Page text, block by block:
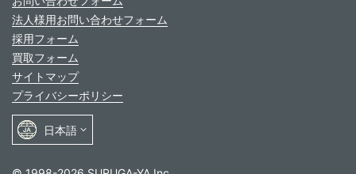
法人様用お問い合わせフォーム
採用フォーム
買取フォーム
サイトマップ
プライバシーポリシー